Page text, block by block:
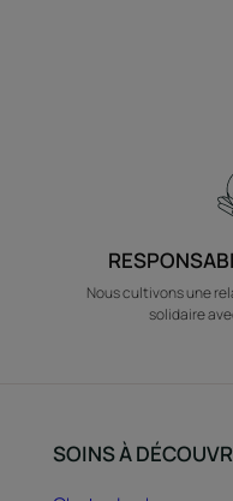
Nous cultivons une
solidaire
SOINS À